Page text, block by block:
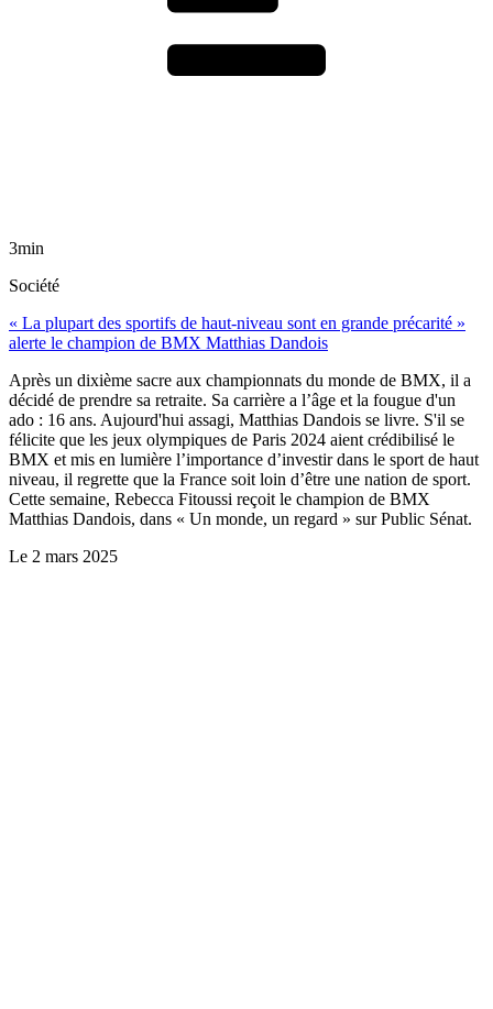
3min
Société
« La plupart des sportifs de haut-niveau sont en grande précarité »
alerte le champion de BMX Matthias Dandois
Après un dixième sacre aux championnats du monde de BMX, il a
décidé de prendre sa retraite. Sa carrière a l’âge et la fougue d'un
ado : 16 ans. Aujourd'hui assagi, Matthias Dandois se livre. S'il se
félicite que les jeux olympiques de Paris 2024 aient crédibilisé le
BMX et mis en lumière l’importance d’investir dans le sport de haut
niveau, il regrette que la France soit loin d’être une nation de sport.
Cette semaine, Rebecca Fitoussi reçoit le champion de BMX
Matthias Dandois, dans « Un monde, un regard » sur Public Sénat.
Le 2 mars 2025